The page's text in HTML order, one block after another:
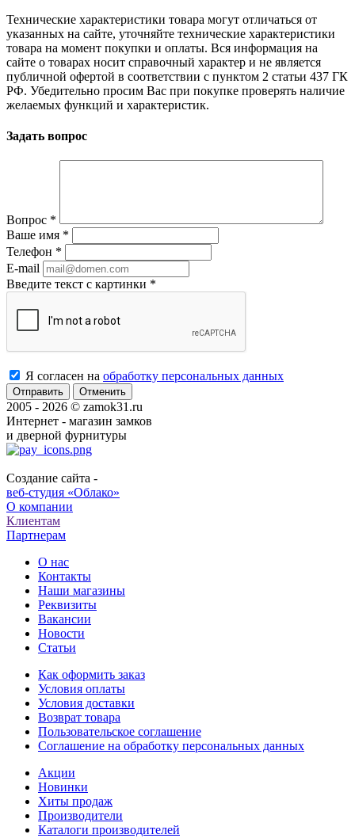
Технические характеристики товара могут отличаться от
указанных на сайте, уточняйте технические характеристики
товара на момент покупки и оплаты. Вся информация на
сайте о товарах носит справочный характер и не является
публичной офертой в соответствии с пунктом 2 статьи 437 ГК
РФ. Убедительно просим Вас при покупке проверять наличие
желаемых функций и характеристик.
Задать вопрос
Вопрос *
Ваше имя *
Телефон *
E-mail
Введите текст с картинки *
Я согласен на обработку персональных данных
Отменить
2005 - 2026 © zamok31.ru
Интернет - магазин замков
и дверной фурнитуры
Создание сайта -
веб-студия «Облако»
О компании
Клиентам
Партнерам
О нас
Контакты
Наши магазины
Реквизиты
Вакансии
Новости
Статьи
Как оформить заказ
Условия оплаты
Условия доставки
Возврат товара
Пользовательское соглашение
Соглашение на обработку персональных данных
Акции
Новинки
Хиты продаж
Производители
Каталоги производителей